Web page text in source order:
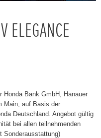
ELEGANCE
Honda Bank GmbH, Hanauer
Main, auf Basis der
Deutschland. Angebot gültig
bei allen teilnehmenden
Sonderausstattung)